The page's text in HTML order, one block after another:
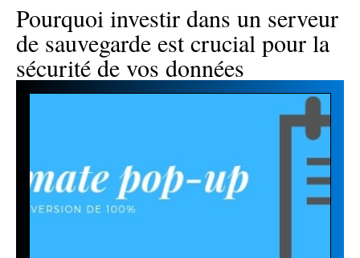
Pourquoi investir dans un serveur
de sauvegarde est crucial pour la
sécurité de vos données